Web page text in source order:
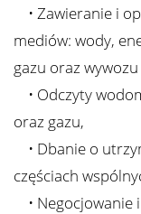
• Zawieranie i
mediów: wody,
gazu oraz
• Odczyty
oraz gazu,
• Dbanie o
częściach
• Negocjowanie